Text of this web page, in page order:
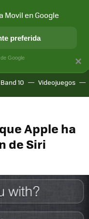
APLICACIONES
10 Videojuegos
Apple ha
de Siri
×
Movil en Google
preferida
Google